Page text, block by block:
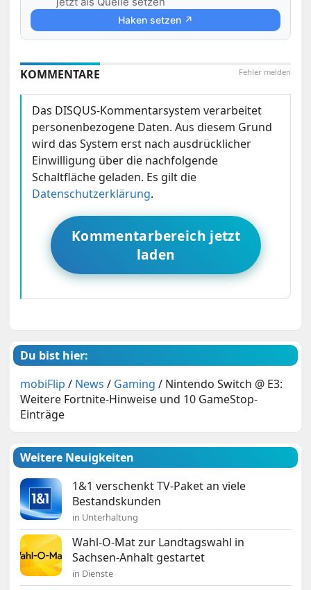
Haken setzen ↗
Fehler melden
KOMMENTARE
Das DISQUS-Kommentarsystem verarbeitet
personenbezogene Daten. Aus diesem Grund
wird das System erst nach ausdrücklicher
Einwilligung über die nachfolgende
Schaltfläche geladen. Es gilt die
Datenschutzerklärung.
Kommentarbereich jetzt
laden
Du bist hier:
mobiFlip / News / Gaming / Nintendo Switch @ E3:
Weitere Fortnite-Hinweise und 10 GameStop-
Einträge
Weitere Neuigkeiten
1&1 verschenkt TV-Paket an viele
Bestandskunden
in Unterhaltung
Wahl-O-Mat zur Landtagswahl in
Sachsen-Anhalt gestartet
in Dienste